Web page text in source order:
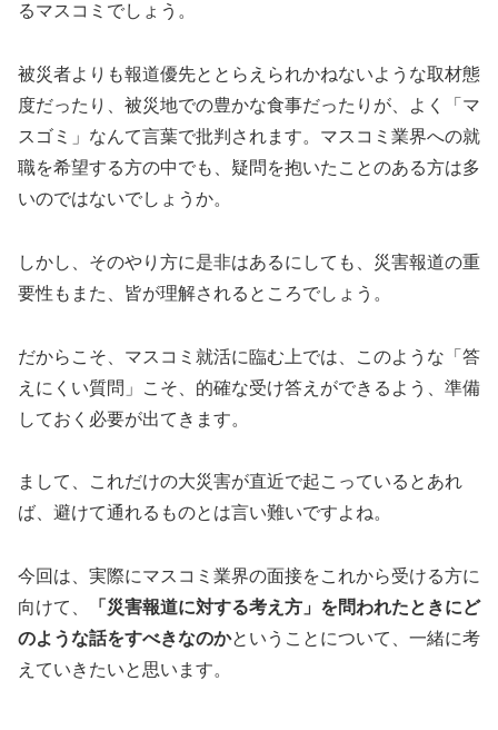
るマスコミでしょう。
被災者よりも報道優先ととらえられかねないような取材態
度だったり、被災地での豊かな食事だったりが、よく「マ
スゴミ」なんて言葉で批判されます。マスコミ業界への就
職を希望する方の中でも、疑問を抱いたことのある方は多
いのではないでしょうか。
しかし、そのやり方に是非はあるにしても、災害報道の重
要性もまた、皆が理解されるところでしょう。
だからこそ、マスコミ就活に臨む上では、このような「答
えにくい質問」こそ、的確な受け答えができるよう、準備
しておく必要が出てきます。
まして、これだけの大災害が直近で起こっているとあれ
ば、避けて通れるものとは言い難いですよね。
今回は、実際にマスコミ業界の面接をこれから受ける方に
向けて、
「災害報道に対する考え方」を問われたときにど
のような話をすべきなのかということについて、一緒に考
えていきたいと思います。